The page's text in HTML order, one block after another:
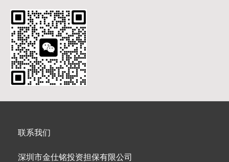
联系我们
深圳市金仕铭投资担保有限公司